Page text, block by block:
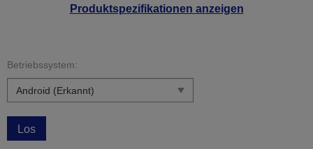
Produktspezifikationen anzeigen
Betriebssystem:
Los